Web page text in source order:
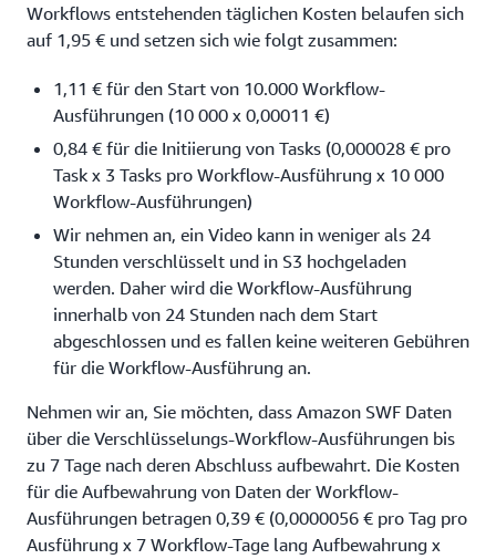
Workflows entstehenden täglichen Kosten belaufen sich
auf 1,95 € und setzen sich wie folgt zusammen:
1,11 € für den Start von 10.000 Workflow-
Ausführungen (10 000 x 0,00011 €)
0,84 € für die Initiierung von Tasks (0,000028 € pro
Task x 3 Tasks pro Workflow-Ausführung x 10 000
Workflow-Ausführungen)
Wir nehmen an, ein Video kann in weniger als 24
Stunden verschlüsselt und in S3 hochgeladen
werden. Daher wird die Workflow-Ausführung
innerhalb von 24 Stunden nach dem Start
abgeschlossen und es fallen keine weiteren Gebühren
für die Workflow-Ausführung an.
Nehmen wir an, Sie möchten, dass Amazon SWF Daten
über die Verschlüsselungs-Workflow-Ausführungen bis
zu 7 Tage nach deren Abschluss aufbewahrt. Die Kosten
für die Aufbewahrung von Daten der Workflow-
Ausführungen betragen 0,39 € (0,0000056 € pro Tag pro
Ausführung x 7 Workflow-Tage lang Aufbewahrung x